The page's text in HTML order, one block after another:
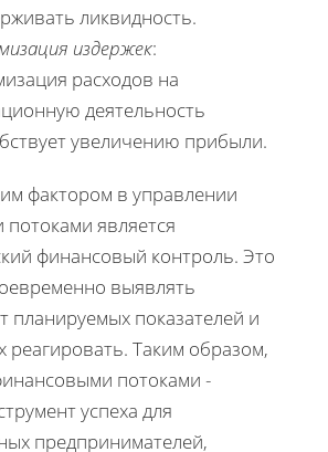
ликвидность.
издержек:
расходов на
деятельность
увеличению прибыли.
фактором в управлении
является
финансовый контроль. Это
выявлять
планируемых показателей и
реагировать. Таким образом,
потоками -
успеха для
предпринимателей,